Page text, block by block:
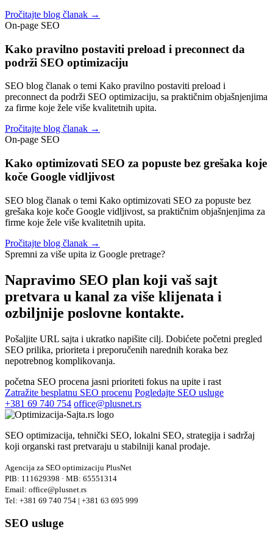
Pročitajte blog članak →
On-page SEO
Kako pravilno postaviti preload i preconnect da
podrži SEO optimizaciju
SEO blog članak o temi Kako pravilno postaviti preload i
preconnect da podrži SEO optimizaciju, sa praktičnim objašnjenjima
za firme koje žele više kvalitetnih upita.
Pročitajte blog članak →
On-page SEO
Kako optimizovati SEO za popuste bez grešaka koje
koče Google vidljivost
SEO blog članak o temi Kako optimizovati SEO za popuste bez
grešaka koje koče Google vidljivost, sa praktičnim objašnjenjima za
firme koje žele više kvalitetnih upita.
Pročitajte blog članak →
Spremni za više upita iz Google pretrage?
Napravimo SEO plan koji vaš sajt
pretvara u kanal za više klijenata i
ozbiljnije poslovne kontakte.
Pošaljite URL sajta i ukratko napišite cilj. Dobićete početni pregled
SEO prilika, prioriteta i preporučenih narednih koraka bez
nepotrebnog komplikovanja.
početna SEO procena jasni prioriteti fokus na upite i rast
Zatražite besplatnu SEO procenu Pogledajte SEO usluge
+381 69 740 754 office@plusnet.rs
SEO optimizacija, tehnički SEO, lokalni SEO, strategija i sadržaj
koji organski rast pretvaraju u stabilniji kanal prodaje.
Agencija za SEO optimizaciju PlusNet
PIB: 111629398 · MB: 65551314
Email: office@plusnet.rs
Tel: +381 69 740 754 | +381 63 695 999
SEO usluge